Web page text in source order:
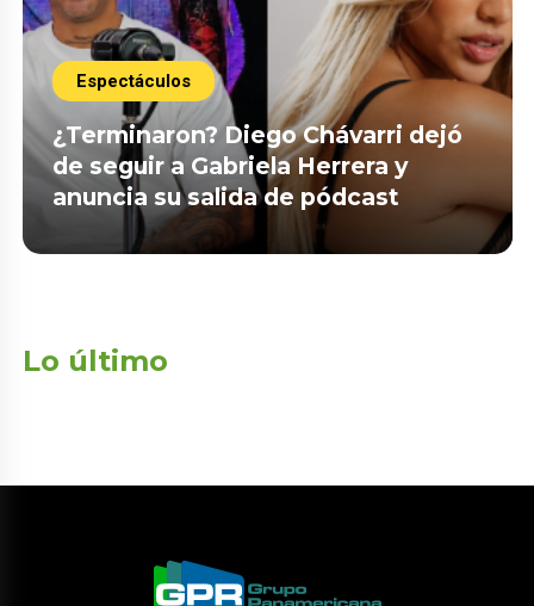
Espectáculos
¿Terminaron? Diego Chávarri dejó
de seguir a Gabriela Herrera y
anuncia su salida de pódcast
Lo último